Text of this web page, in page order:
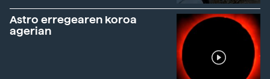
Astro erregearen koroa
agerian